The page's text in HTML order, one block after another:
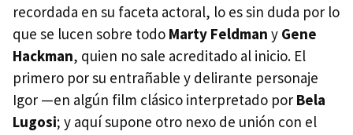
recordada en su faceta actoral, lo es sin duda por lo
que se lucen sobre todo Marty Feldman y Gene
Hackman, quien no sale acreditado al inicio. El
primero por su entrañable y delirante personaje
Igor —en algún film clásico interpretado por Bela
Lugosi; y aquí supone otro nexo de unión con el